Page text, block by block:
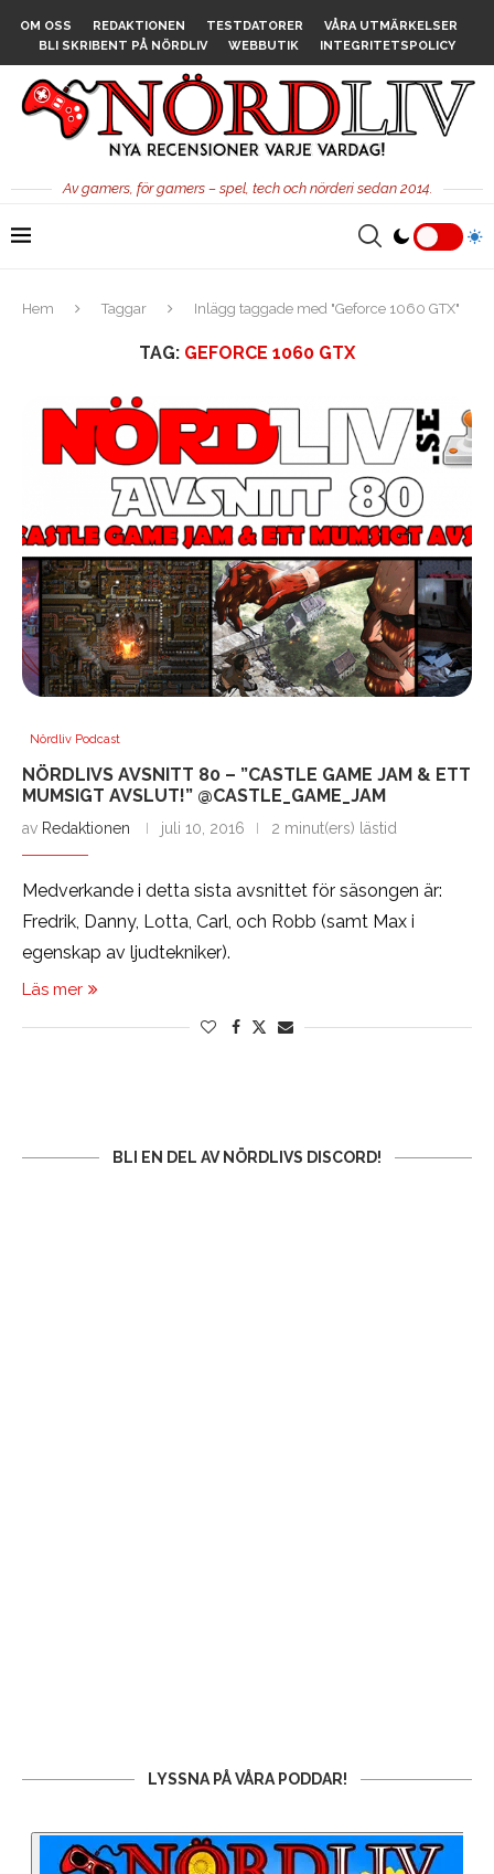
OM OSS REDAKTIONEN TESTDATORER
VÅRA UTMÄRKELSER
BLI SKRIBENT PÅ NÖRDLIV
WEBBUTIK INTEGRITETSPOLICY
Av gamers, för gamers – spel, tech och nörderi sedan 2014.
Hem Taggar Inlägg taggade med "Geforce 1060 GTX"
TAG: GEFORCE 1060 GTX
Nördliv Podcast
NÖRDLIVS AVSNITT 80 – ”CASTLE GAME JAM & ETT
MUMSIGT AVSLUT!” @CASTLE_GAME_JAM
av Redaktionen juli 10, 2016 2 minut(ers) lästid
Medverkande i detta sista avsnittet för säsongen är:
Fredrik, Danny, Lotta, Carl, och Robb (samt Max i
egenskap av ljudtekniker).
Läs mer
BLI EN DEL AV NÖRDLIVS DISCORD!
LYSSNA PÅ VÅRA PODDAR!